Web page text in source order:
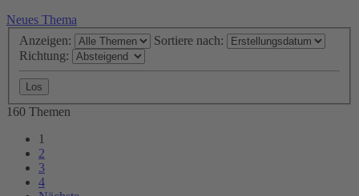
Neues Thema
Anzeigen:
Sortiere nach:
Richtung:
160 Themen
1
2
3
4